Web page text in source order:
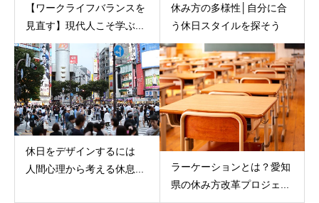
【ワークライフバランスを
見直す】現代人こそ学ぶ...
休み方の多様性│自分に合
う休日スタイルを探そう
休日をデザインするには
人間心理から考える休息...
ラーケーションとは？愛知
県の休み方改革プロジェ...